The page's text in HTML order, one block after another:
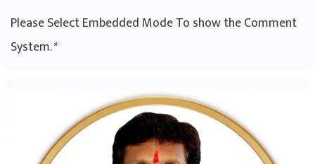
Please Select Embedded Mode To show the Comment
System.*